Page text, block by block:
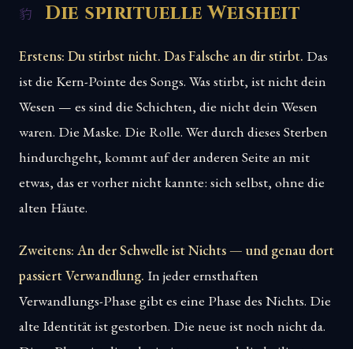
Die spirituelle Weisheit
Erstens: Du stirbst nicht. Das Falsche an dir stirbt. Das
ist die Kern-Pointe des Songs. Was stirbt, ist nicht dein
Wesen — es sind die Schichten, die nicht dein Wesen
waren. Die Maske. Die Rolle. Wer durch dieses Sterben
hindurchgeht, kommt auf der anderen Seite an mit
etwas, das er vorher nicht kannte: sich selbst, ohne die
alten Häute.
Zweitens: An der Schwelle ist Nichts — und genau dort
passiert Verwandlung. In jeder ernsthaften
Verwandlungs-Phase gibt es eine Phase des Nichts. Die
alte Identität ist gestorben. Die neue ist noch nicht da.